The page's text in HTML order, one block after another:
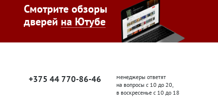
Смотрите обзоры
дверей на Ютубе
+375 44 770-86-46
менеджеры ответят
на вопросы с 10 до 20,
в воскресенье с 10 до 18